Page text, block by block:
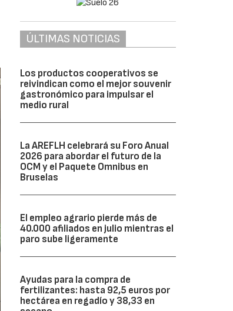
ÚLTIMAS NOTICIAS
Los productos cooperativos se
reivindican como el mejor souvenir
gastronómico para impulsar el
medio rural
La AREFLH celebrará su Foro Anual
2026 para abordar el futuro de la
OCM y el Paquete Omnibus en
Bruselas
El empleo agrario pierde más de
40.000 afiliados en julio mientras el
paro sube ligeramente
Ayudas para la compra de
fertilizantes: hasta 92,5 euros por
hectárea en regadío y 38,33 en